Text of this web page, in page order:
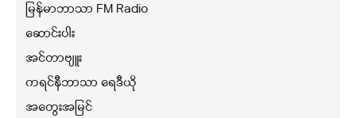
မြန်မာဘာသာ FM Radio
ဆောင်းပါး
အင်တာဗျူး
ကရင်နီဘာသာ ရေဒီယို
အတွေးအမြင်